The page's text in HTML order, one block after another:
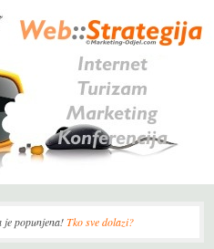
je popunjena!Tko sve dolazi?